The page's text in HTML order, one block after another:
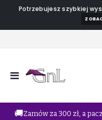
Potrzebujesz szybkiej
Przełącznik
🚚Zamów za 300 zł, a